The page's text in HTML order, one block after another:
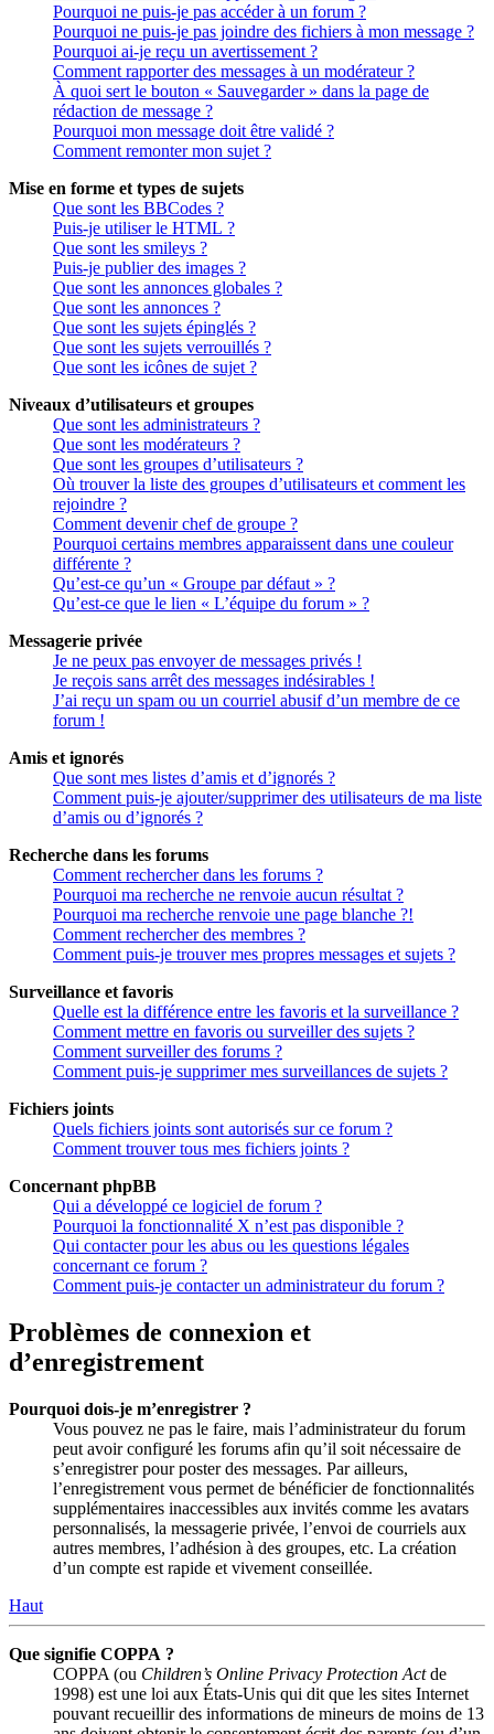
Pourquoi ne puis-je pas accéder à un forum ?
Pourquoi ne puis-je pas joindre des fichiers à mon message ?
Pourquoi ai-je reçu un avertissement ?
Comment rapporter des messages à un modérateur ?
À quoi sert le bouton « Sauvegarder » dans la page de
rédaction de message ?
Pourquoi mon message doit être validé ?
Comment remonter mon sujet ?
Mise en forme et types de sujets
Que sont les BBCodes ?
Puis-je utiliser le HTML ?
Que sont les smileys ?
Puis-je publier des images ?
Que sont les annonces globales ?
Que sont les annonces ?
Que sont les sujets épinglés ?
Que sont les sujets verrouillés ?
Que sont les icônes de sujet ?
Niveaux d’utilisateurs et groupes
Que sont les administrateurs ?
Que sont les modérateurs ?
Que sont les groupes d’utilisateurs ?
Où trouver la liste des groupes d’utilisateurs et comment les
rejoindre ?
Comment devenir chef de groupe ?
Pourquoi certains membres apparaissent dans une couleur
différente ?
Qu’est-ce qu’un « Groupe par défaut » ?
Qu’est-ce que le lien « L’équipe du forum » ?
Messagerie privée
Je ne peux pas envoyer de messages privés !
Je reçois sans arrêt des messages indésirables !
J’ai reçu un spam ou un courriel abusif d’un membre de ce
forum !
Amis et ignorés
Que sont mes listes d’amis et d’ignorés ?
Comment puis-je ajouter/supprimer des utilisateurs de ma liste
d’amis ou d’ignorés ?
Recherche dans les forums
Comment rechercher dans les forums ?
Pourquoi ma recherche ne renvoie aucun résultat ?
Pourquoi ma recherche renvoie une page blanche ?!
Comment rechercher des membres ?
Comment puis-je trouver mes propres messages et sujets ?
Surveillance et favoris
Quelle est la différence entre les favoris et la surveillance ?
Comment mettre en favoris ou surveiller des sujets ?
Comment surveiller des forums ?
Comment puis-je supprimer mes surveillances de sujets ?
Fichiers joints
Quels fichiers joints sont autorisés sur ce forum ?
Comment trouver tous mes fichiers joints ?
Concernant phpBB
Qui a développé ce logiciel de forum ?
Pourquoi la fonctionnalité X n’est pas disponible ?
Qui contacter pour les abus ou les questions légales
concernant ce forum ?
Comment puis-je contacter un administrateur du forum ?
Problèmes de connexion et
d’enregistrement
Pourquoi dois-je m’enregistrer ?
Vous pouvez ne pas le faire, mais l’administrateur du forum
peut avoir configuré les forums afin qu’il soit nécessaire de
s’enregistrer pour poster des messages. Par ailleurs,
l’enregistrement vous permet de bénéficier de fonctionnalités
supplémentaires inaccessibles aux invités comme les avatars
personnalisés, la messagerie privée, l’envoi de courriels aux
autres membres, l’adhésion à des groupes, etc. La création
d’un compte est rapide et vivement conseillée.
Haut
Que signifie COPPA ?
COPPA (ou Children’s Online Privacy Protection Actde
1998) est une loi aux États-Unis qui dit que les sites Internet
pouvant recueillir des informations de mineurs de moins de 13